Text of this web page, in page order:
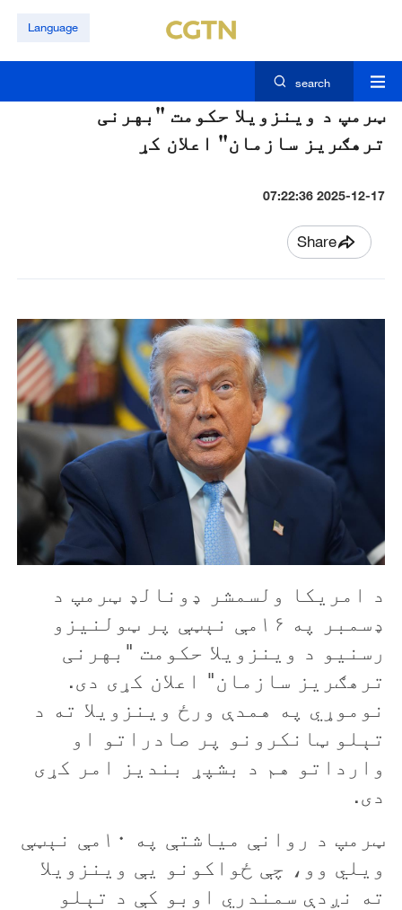
Language
search
ټرمپ د وينزويلا حکومت "بهرنی
ترهګريز سازمان" اعلان کړ
2025-12-17 07:22:36
Share
د امريکا ولسمشر ډونالډ ټرمپ د
ډسمبر په ۱۶مې نېټې پر ټولنيزو
رسنيو د وينزويلا حکومت "بهرنی
ترهګريز سازمان" اعلان کړی دی.
نوموړي په همدې ورځ وينزويلا ته د
تېلو ټانکرونو پر صادراتو او
وارداتو هم د بشپړ بنديز امر کړی
دی.
ټرمپ د روانې مياشتې په ۱۰مې نېټې
ويلي وو، چې ځواکونو يې وينزويلا
ته نږدې سمندري اوبو کې د تېلو